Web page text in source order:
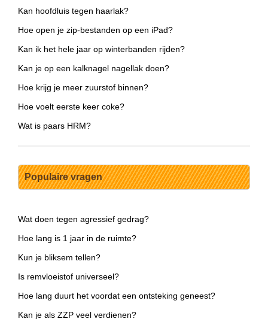
Kan hoofdluis tegen haarlak?
Hoe open je zip-bestanden op een iPad?
Kan ik het hele jaar op winterbanden rijden?
Kan je op een kalknagel nagellak doen?
Hoe krijg je meer zuurstof binnen?
Hoe voelt eerste keer coke?
Wat is paars HRM?
Populaire vragen
Wat doen tegen agressief gedrag?
Hoe lang is 1 jaar in de ruimte?
Kun je bliksem tellen?
Is remvloeistof universeel?
Hoe lang duurt het voordat een ontsteking geneest?
Kan je als ZZP veel verdienen?